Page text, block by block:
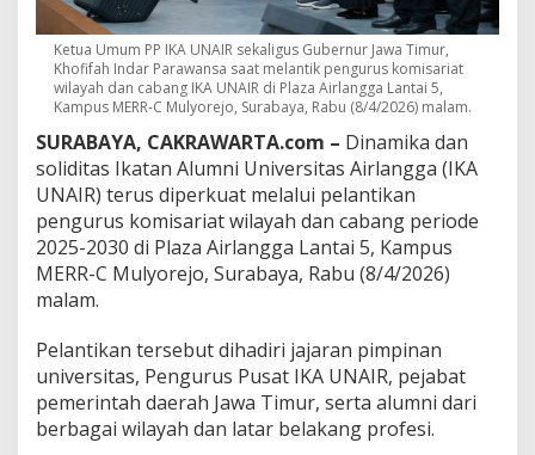
s
i
A
l
u
m
n
,
D
o
r
o
e
r
a
n
S
Ketua Umum PP IKA UNAIR sekaligus Gubernur Jawa Timur,
Khofifah Indar Parawansa saat melantik pengurus komisariat
wilayah dan cabang IKA UNAIR di Plaza Airlangga Lantai 5,
Kampus MERR-C Mulyorejo, Surabaya, Rabu (8/4/2026) malam.
SURABAYA, CAKRAWARTA.com – Dinamika dan
soliditas Ikatan Alumni Universitas Airlangga (IKA
UNAIR) terus diperkuat melalui pelantikan
pengurus komisariat wilayah dan cabang periode
2025-2030 di Plaza Airlangga Lantai 5, Kampus
MERR-C Mulyorejo, Surabaya, Rabu (8/4/2026)
malam.
Pelantikan tersebut dihadiri jajaran pimpinan
universitas, Pengurus Pusat IKA UNAIR, pejabat
pemerintah daerah Jawa Timur, serta alumni dari
berbagai wilayah dan latar belakang profesi.